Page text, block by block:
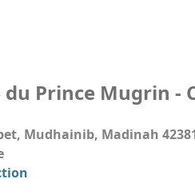
Prince Mugrin -
Mudhainib, Madinah